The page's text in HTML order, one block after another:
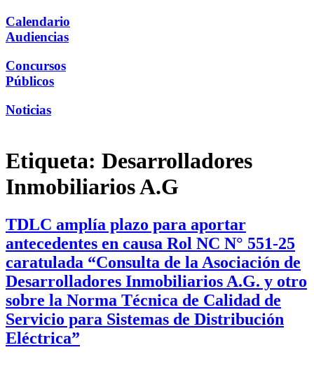
Calendario
Audiencias
Concursos
Públicos
Noticias
Etiqueta: Desarrolladores
Inmobiliarios A.G
TDLC amplía plazo para aportar
antecedentes en causa Rol NC N° 551-25
caratulada “Consulta de la Asociación de
Desarrolladores Inmobiliarios A.G. y otro
sobre la Norma Técnica de Calidad de
Servicio para Sistemas de Distribución
Eléctrica”